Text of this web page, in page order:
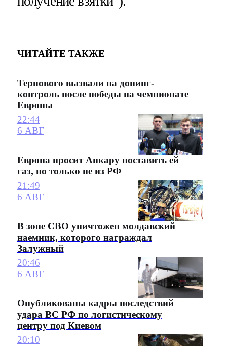
ЧИТАЙТЕ ТАКЖЕ
Тернового вызвали на допинг-
контроль после победы на чемпионате
Европы
22:44
6 АВГ
Европа просит Анкару поставить ей
газ, но только не из РФ
21:49
6 АВГ
В зоне СВО уничтожен молдавский
наемник, которого награждал
Залужный
20:46
6 АВГ
Опубликованы кадры последствий
удара ВС РФ по логистическому
центру под Киевом
20:10